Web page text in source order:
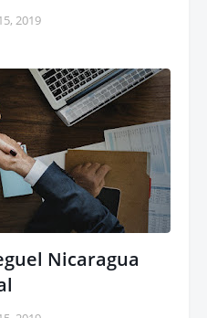
2019
Nicaragua